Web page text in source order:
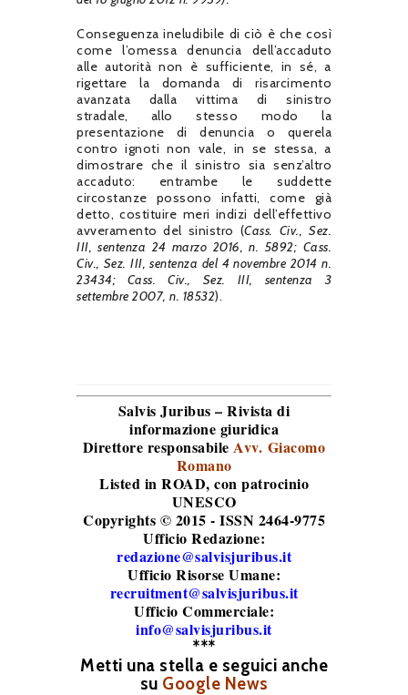
Conseguenza ineludibile di ciò è che così
come l’omessa denuncia dell’accaduto
alle autorità non è sufficiente, in sé, a
rigettare la domanda di risarcimento
avanzata dalla vittima di sinistro
stradale, allo stesso modo la
presentazione di denuncia o querela
contro ignoti non vale, in se stessa, a
dimostrare che il sinistro sia senz’altro
accaduto: entrambe le suddette
circostanze possono infatti, come già
detto, costituire meri indizi dell’effettivo
avveramento del sinistro (Cass. Civ., Sez.
III, sentenza 24 marzo 2016, n. 5892; Cass.
Civ., Sez. III, sentenza del 4 novembre 2014 n.
23434; Cass. Civ., Sez. III, sentenza 3
settembre 2007, n. 18532).
Salvis Juribus – Rivista di
informazione giuridica
Direttore responsabileAvv. Giacomo
Romano
Listed in ROAD, con patrocinio
UNESCO
Copyrights © 2015 - ISSN 2464-9775
Ufficio Redazione:
redazione@salvisjuribus.it
Ufficio Risorse Umane:
recruitment@salvisjuribus.it
Ufficio Commerciale:
info@salvisjuribus.it
***
Metti una stella e seguici anche
su Google News